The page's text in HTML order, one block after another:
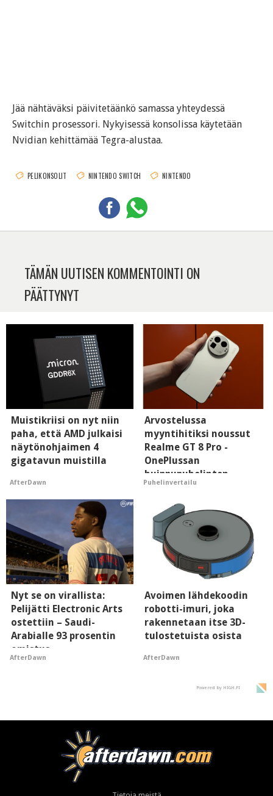
Jää nähtäväksi päivitetäänkö samassa yhteydessä
Switchin prosessori. Nykyisessä konsolissa käytetään
Nvidian kehittämää Tegra-alustaa.
PELIKONSOLIT NINTENDO SWITCH NINTENDO
TÄMÄN UUTISEN KOMMENTOINTI ON
PÄÄTTYNYT
Muistikriisi on nyt niin
paha, että AMD julkaisi
näytönohjaimen 4
gigatavun muistilla
AfterDawn
Arvostelussa
myyntihitiksi noussut
Realme GT 8 Pro -
OnePlussan
huippupuhelinten
"perillinen"
Puhelinvertailu
Nyt se on virallista:
Pelijätti Electronic Arts
ostettiin – Saudi-
Arabialle 93 prosentin
omistus
AfterDawn
Avoimen lähdekoodin
robotti-imuri, joka
rakennetaan itse 3D-
tulostetuista osista
AfterDawn
Powered by HIGH.FI